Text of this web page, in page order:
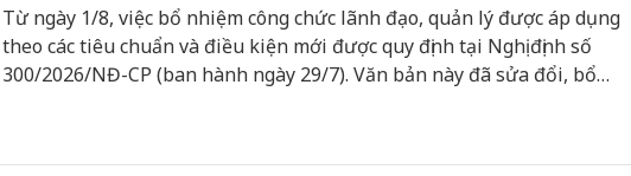
Từ ngày 1/8, việc bổ nhiệm công chức lãnh đạo, quản lý được áp dụng
theo các tiêu chuẩn và điều kiện mới được quy định tại Nghị định số
300/2026/NĐ-CP (ban hành ngày 29/7). Văn bản này đã sửa đổi, bổ
chức vụ.